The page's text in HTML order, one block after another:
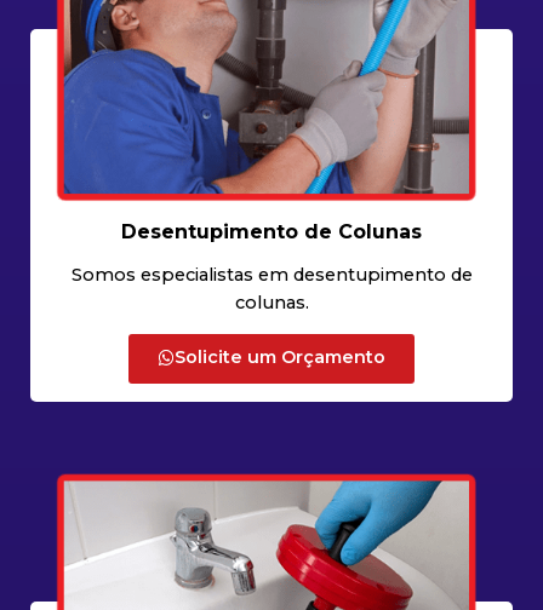
Desentupimento de Colunas
Somos especialistas em desentupimento de
colunas.
Solicite um Orçamento